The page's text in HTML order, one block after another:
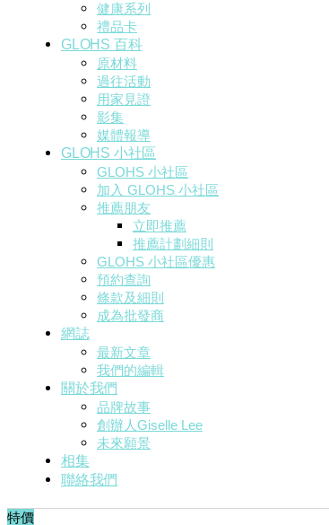
健康系列
禮品卡
GLOHS 百科
原材料
過往活動
用家見證
影集
媒體報導
GLOHS 小社區
GLOHS 小社區
加入 GLOHS 小社區
推薦朋友
立即推薦
推薦計劃細則
GLOHS 小社區優惠
預約查詢
條款及細則
成為批發商
網誌
最新文章
我們的編輯
關於我們
品牌故事
創辦人Giselle Lee
未來願景
相集
聯絡我們
特價